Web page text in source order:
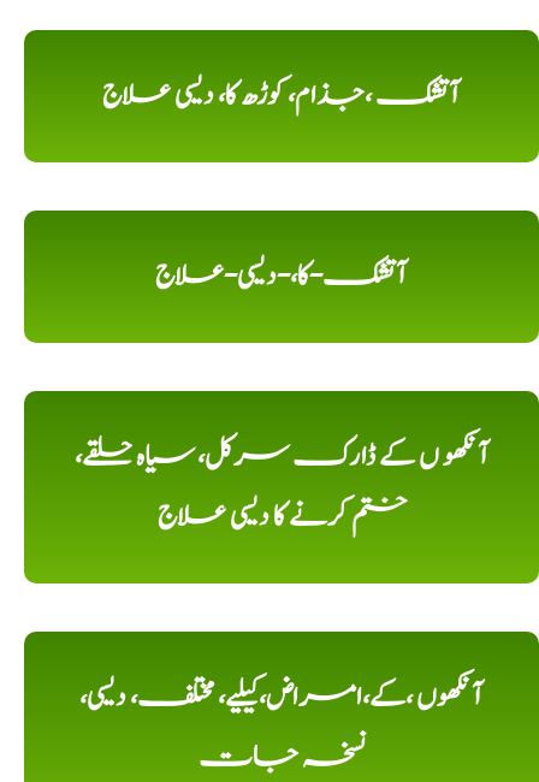
آتشک ،جذام، کوڑھ کا، دیسی علاج
آتشک-کا،-دیسی-علاج
آنکھو ں کے ڈارک سرکل، سیاہ حلقے،
ختم کرنے کا دیسی علاج
آنکھوں ،کے،امراض،کیلیے، مختلف، دیسی،
نسخہ جات